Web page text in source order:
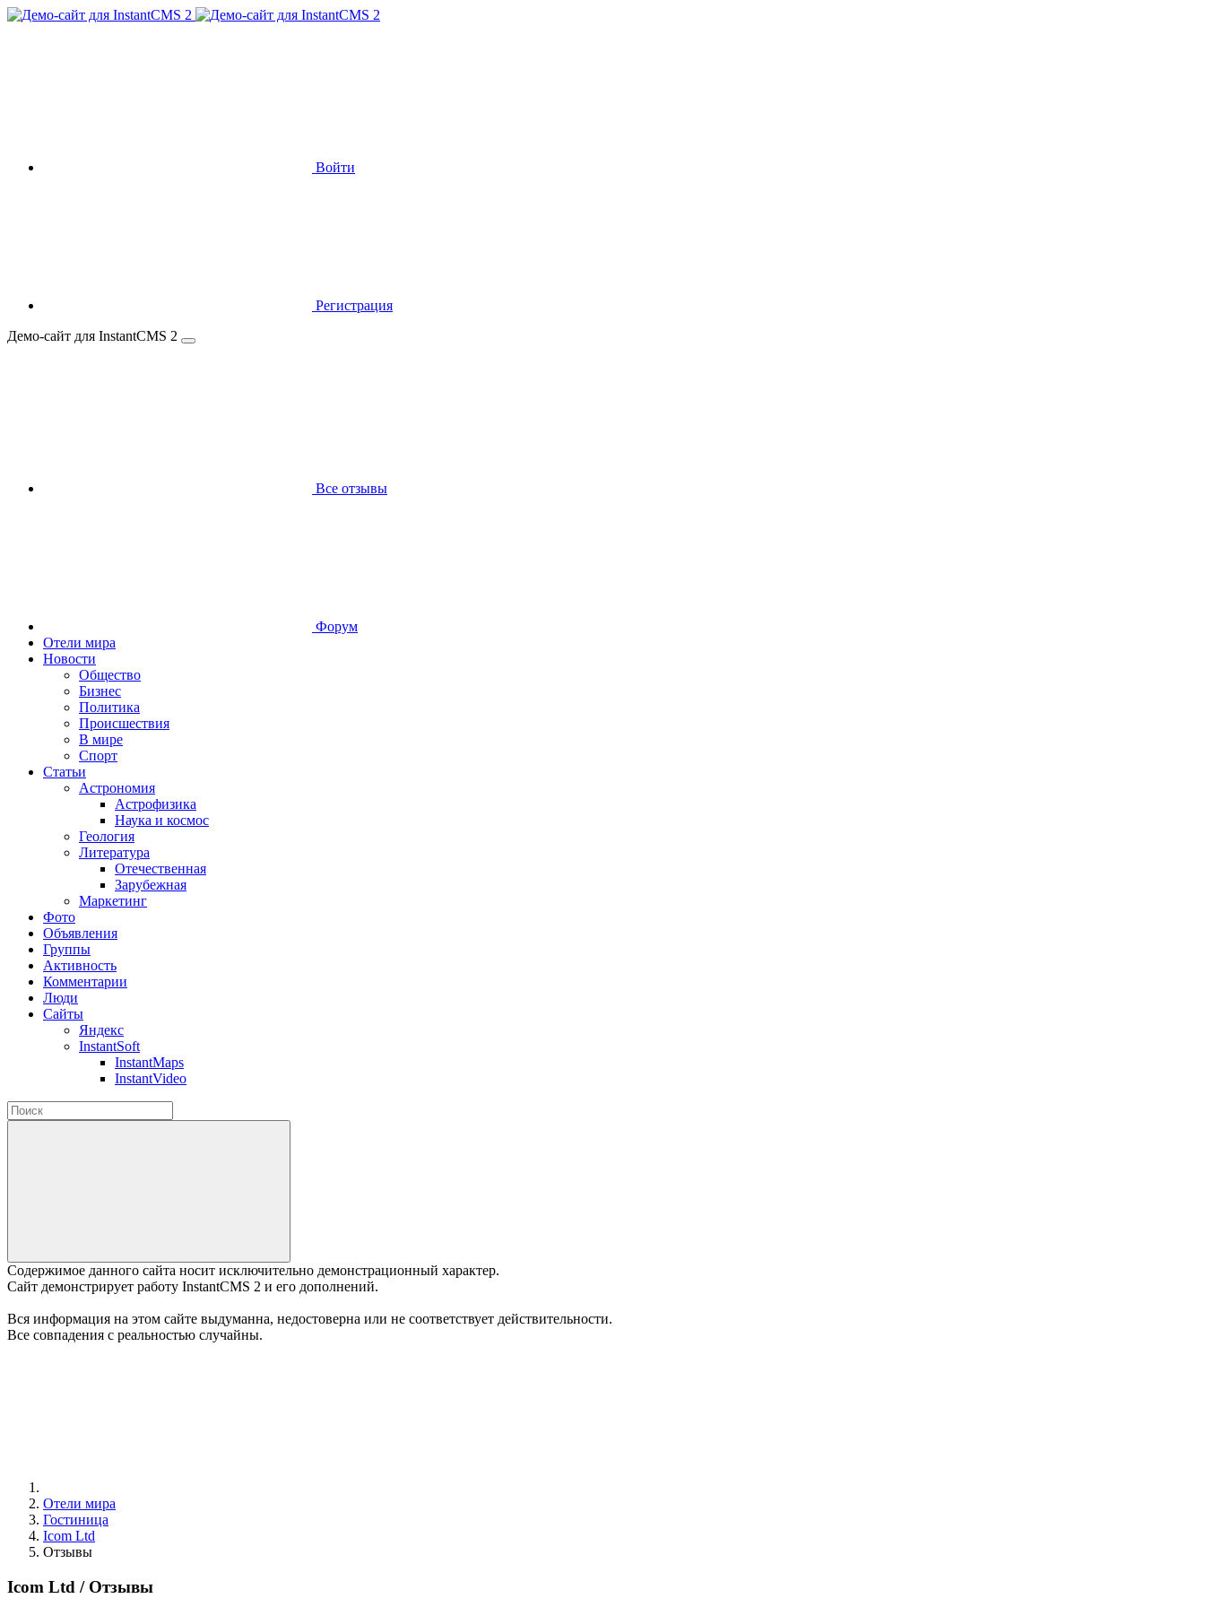
Войти
Регистрация
Демо-сайт для InstantCMS 2
Все отзывы
Форум
Отели мира
Новости
Общество
Бизнес
Политика
Происшествия
В мире
Спорт
Статьи
Астрономия
Астрофизика
Наука и космос
Геология
Литература
Отечественная
Зарубежная
Маркетинг
Фото
Объявления
Группы
Активность
Комментарии
Люди
Сайты
Яндекс
InstantSoft
InstantMaps
InstantVideo
Содержимое данного сайта носит исключительно демонстрационный характер.
Сайт демонстрирует работу InstantCMS 2 и его дополнений.
Вся информация на этом сайте выдуманна, недостоверна или не соответствует действительности.
Все совпадения с реальностью случайны.
Отели мира
Гостиница
Icom Ltd
Отзывы
Icom Ltd / Отзывы